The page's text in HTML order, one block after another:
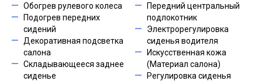
Обогрев рулевого колеса
Подогрев передних
сидений
Декоративная подсветка
салона
Складывающееся заднее
сиденье
Передний центральный
подлокотник
Электрорегулировка
сиденья водителя
Искусственная кожа
(Материал салона)
Регулировка сиденья